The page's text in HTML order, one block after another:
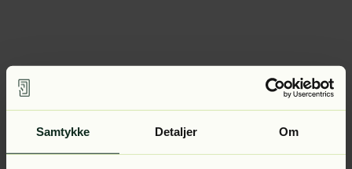
Samtykke Detaljer Om